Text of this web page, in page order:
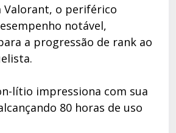
Valorant, o periférico
notável,
a progressão de rank ao
lítio impressiona com sua
80 horas de uso